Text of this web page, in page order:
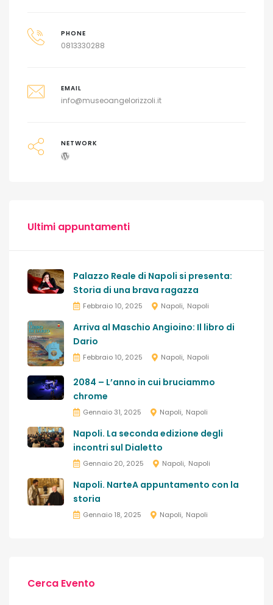
PHONE
0813330288
EMAIL
info@museoangelorizzoli.it
NETWORK
Ultimi appuntamenti
Palazzo Reale di Napoli si presenta:
Storia di una brava ragazza
Febbraio 10, 2025 Napoli Napoli
Arriva al Maschio Angioino: Il libro di
Dario
Febbraio 10, 2025 Napoli Napoli
2084 – L’anno in cui bruciammo
chrome
Gennaio 31, 2025 Napoli Napoli
Napoli. La seconda edizione degli
incontri sul Dialetto
Gennaio 20, 2025 Napoli Napoli
Napoli. NarteA appuntamento con la
storia
Gennaio 18, 2025 Napoli Napoli
Cerca Evento